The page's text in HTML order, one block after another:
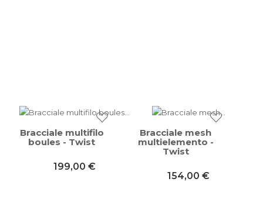
Bracciale multifilo
boules - Twist
199,00 €
Bracciale mesh
multielemento -
Twist
154,00 €